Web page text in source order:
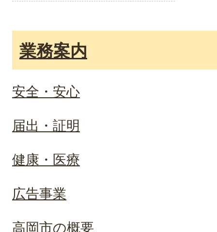
業務案内
安全・安心
届出・証明
健康・医療
広告事業
高岡市の概要